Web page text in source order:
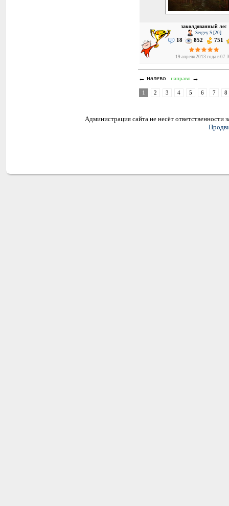
заколдованный лес
Sergey S [20]
18 852 751
19 апреля 2013 года в
← налево направо →
1 2 3 4 5 6 7 8
Администрация сайта не несёт ответственности